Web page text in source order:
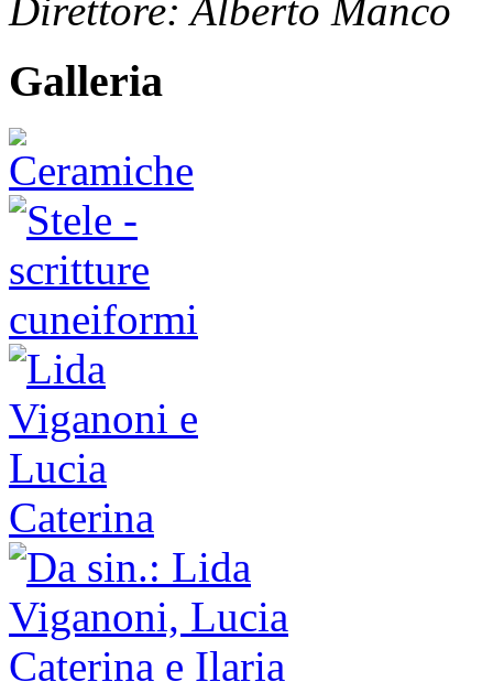
Direttore: Alberto Manco
Galleria